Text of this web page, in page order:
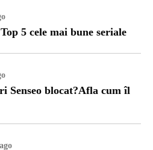
5 cele mai bune seriale
Senseo blocat?Afla cum îl